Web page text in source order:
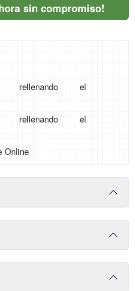
sin compromiso!
rellenando el
rellenando el
Online